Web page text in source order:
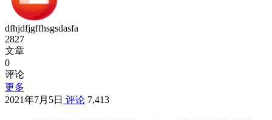
dfhjdfjgffhsgsdasfa
2827
文章
0
评论
更多
2021年7月5日 评论 7,413